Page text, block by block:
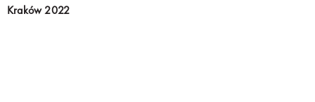
Kraków 2022